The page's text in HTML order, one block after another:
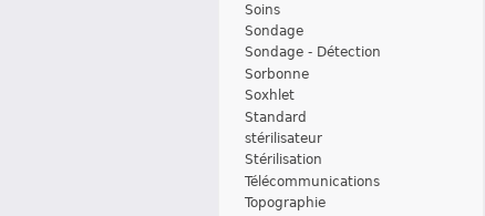
Soins
Sondage
Sondage - Détection
Sorbonne
Soxhlet
Standard
stérilisateur
Stérilisation
Télécommunications
Topographie